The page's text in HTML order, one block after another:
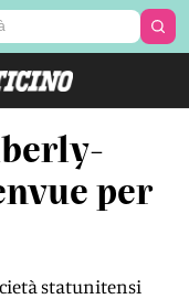
per
statunitensi